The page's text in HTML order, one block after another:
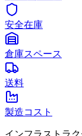
安全在庫
倉庫スペース
送料
製造コスト
インフラストラ